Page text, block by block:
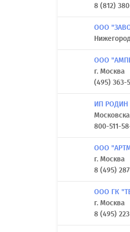
8 (812)
ООО
ООО
г. Москва
(495) 363-
ИП
800-511-
ООО
г. Москва
8 (495)
ООО ГК
г. Москва
8 (495)